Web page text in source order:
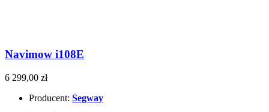
Navimow i108E
6 299,00 zł
Producent: Segway